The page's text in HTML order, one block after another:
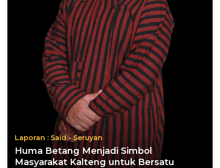
Laporan : Said - Seruyan
Huma Betang Menjadi Simbol
Masyarakat Kalteng untuk Bersatu